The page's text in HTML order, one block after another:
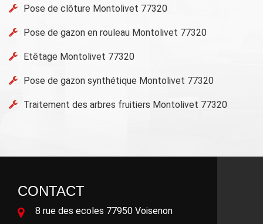
Pose de clôture Montolivet 77320
Pose de gazon en rouleau Montolivet 77320
Etêtage Montolivet 77320
Pose de gazon synthétique Montolivet 77320
Traitement des arbres fruitiers Montolivet 77320
CONTACT
8 rue des ecoles 77950 Voisenon